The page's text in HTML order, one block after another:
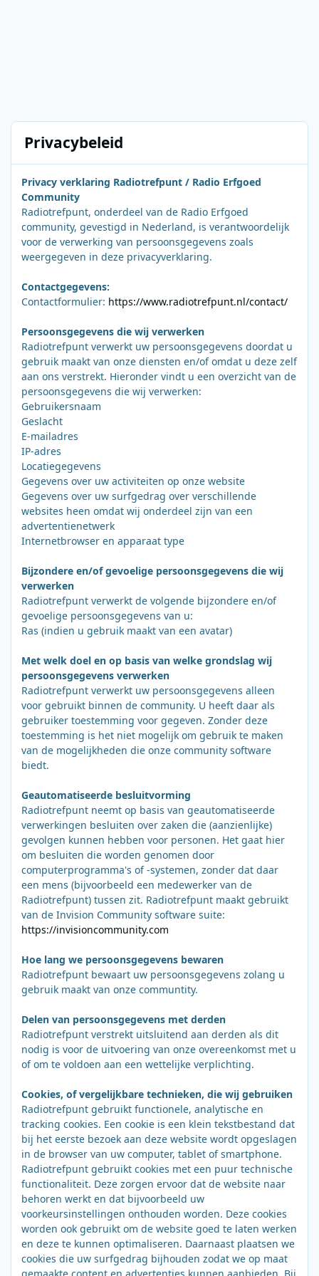
Privacybeleid
Privacy verklaring Radiotrefpunt / Radio Erfgoed
Community
Radiotrefpunt, onderdeel van de Radio Erfgoed
community, gevestigd in Nederland, is verantwoordelijk
voor de verwerking van persoonsgegevens zoals
weergegeven in deze privacyverklaring.
Contactgegevens:
Contactformulier: https://www.radiotrefpunt.nl/contact/
Persoonsgegevens die wij verwerken
Radiotrefpunt verwerkt uw persoonsgegevens doordat u
gebruik maakt van onze diensten en/of omdat u deze zelf
aan ons verstrekt. Hieronder vindt u een overzicht van de
persoonsgegevens die wij verwerken:
Gebruikersnaam
Geslacht
E-mailadres
IP-adres
Locatiegegevens
Gegevens over uw activiteiten op onze website
Gegevens over uw surfgedrag over verschillende
websites heen omdat wij onderdeel zijn van een
advertentienetwerk
Internetbrowser en apparaat type
Bijzondere en/of gevoelige persoonsgegevens die wij
verwerken
Radiotrefpunt verwerkt de volgende bijzondere en/of
gevoelige persoonsgegevens van u:
Ras (indien u gebruik maakt van een avatar)
Met welk doel en op basis van welke grondslag wij
persoonsgegevens verwerken
Radiotrefpunt verwerkt uw persoonsgegevens alleen
voor gebruikt binnen de community. U heeft daar als
gebruiker toestemming voor gegeven. Zonder deze
toestemming is het niet mogelijk om gebruik te maken
van de mogelijkheden die onze community software
biedt.
Geautomatiseerde besluitvorming
Radiotrefpunt neemt op basis van geautomatiseerde
verwerkingen besluiten over zaken die (aanzienlijke)
gevolgen kunnen hebben voor personen. Het gaat hier
om besluiten die worden genomen door
computerprogramma's of -systemen, zonder dat daar
een mens (bijvoorbeeld een medewerker van de
Radiotrefpunt) tussen zit. Radiotrefpunt maakt gebruikt
van de Invision Community software suite:
https://invisioncommunity.com
Hoe lang we persoonsgegevens bewaren
Radiotrefpunt bewaart uw persoonsgegevens zolang u
gebruik maakt van onze communtity.
Delen van persoonsgegevens met derden
Radiotrefpunt verstrekt uitsluitend aan derden als dit
nodig is voor de uitvoering van onze overeenkomst met u
of om te voldoen aan een wettelijke verplichting.
Cookies, of vergelijkbare technieken, die wij gebruiken
Radiotrefpunt gebruikt functionele, analytische en
tracking cookies. Een cookie is een klein tekstbestand dat
bij het eerste bezoek aan deze website wordt opgeslagen
in de browser van uw computer, tablet of smartphone.
Radiotrefpunt gebruikt cookies met een puur technische
functionaliteit. Deze zorgen ervoor dat de website naar
behoren werkt en dat bijvoorbeeld uw
voorkeursinstellingen onthouden worden. Deze cookies
worden ook gebruikt om de website goed te laten werken
en deze te kunnen optimaliseren. Daarnaast plaatsen we
cookies die uw surfgedrag bijhouden zodat we op maat